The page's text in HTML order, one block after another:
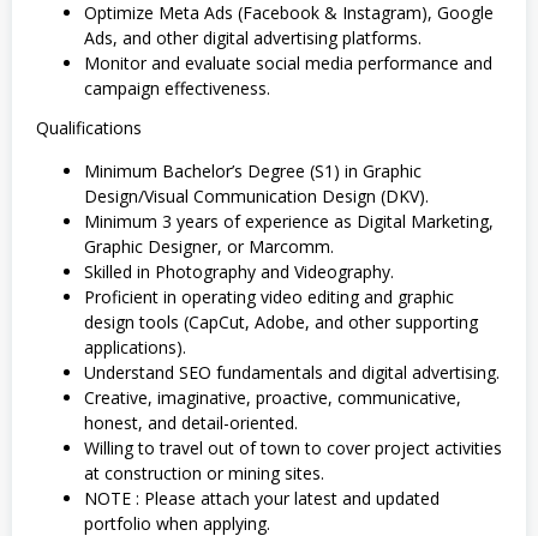
Optimize Meta Ads (Facebook & Instagram), Google
Ads, and other digital advertising platforms.
Monitor and evaluate social media performance and
campaign effectiveness.
Qualifications
Minimum Bachelor’s Degree (S1) in Graphic
Design/Visual Communication Design (DKV).
Minimum 3 years of experience as Digital Marketing,
Graphic Designer, or Marcomm.
Skilled in Photography and Videography.
Proficient in operating video editing and graphic
design tools (CapCut, Adobe, and other supporting
applications).
Understand SEO fundamentals and digital advertising.
Creative, imaginative, proactive, communicative,
honest, and detail-oriented.
Willing to travel out of town to cover project activities
at construction or mining sites.
NOTE : Please attach your latest and updated
portfolio when applying.